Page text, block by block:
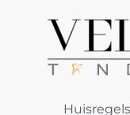
Huisregels